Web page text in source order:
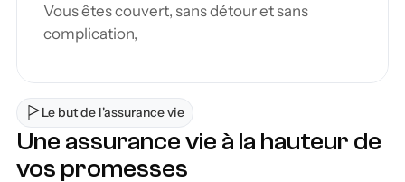
Le but de l'assurance vie
Une assurance vie à la hauteur de
vos promesses
Vous êtes couvert, sans détour et sans
complication,